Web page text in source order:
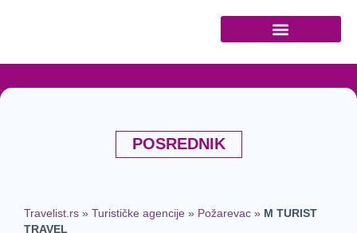
POSREDNIK
Travelist.rs » Turističke agencije » Požarevac » M TURIST
TRAVEL